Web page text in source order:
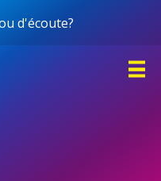
d'écoute?